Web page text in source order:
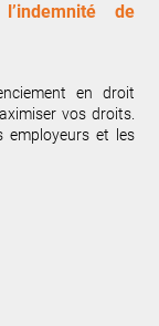
de
en droit
vos droits.
employeurs et les